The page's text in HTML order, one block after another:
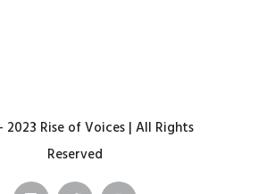
2023 Rise of Voices | All Rights
Reserved